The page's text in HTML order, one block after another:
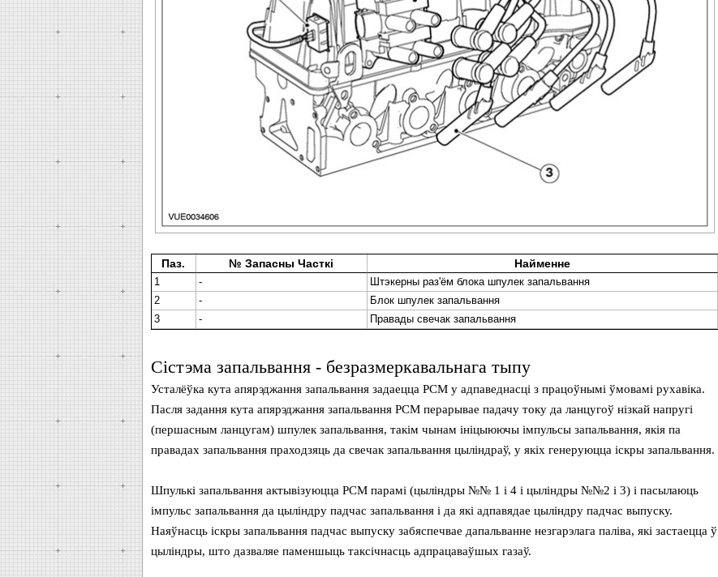
Паз. № Запасны Часткі Найменне
1 -
Штэкерны раз'ём блока шпулек запальвання
2
-
Блок шпулек запальвання
3
- Правады свечак запальвання
Сістэма запальвання - безразмеркавальнага тыпу
Усталёўка кута апярэджання запальвання задаецца PCM у адпаведнасці з працоўнымі ўмовамі рухавіка.
Пасля задання кута апярэджання запальвання PCM перарывае падачу току да ланцугоў нізкай напругі
(першасным ланцугам) шпулек запальвання, такім чынам ініцыюючы імпульсы запальвання, якія па
правадах запальвання праходзяць да свечак запальвання цыліндраў, у якіх генеруюцца іскры запальвання.
Шпулькі запальвання актывізуюцца PCM парамі (цыліндры №№ 1 і 4 і цыліндры №№2 і 3) і пасылаюць
імпульс запальвання да цыліндру падчас запальвання і да які адпавядае цыліндру падчас выпуску.
Наяўнасць іскры запальвання падчас выпуску забяспечвае дапальванне незгарэлага паліва, які застаецца ў
цыліндры, што дазваляе паменшыць таксічнасць адпрацаваўшых газаў.